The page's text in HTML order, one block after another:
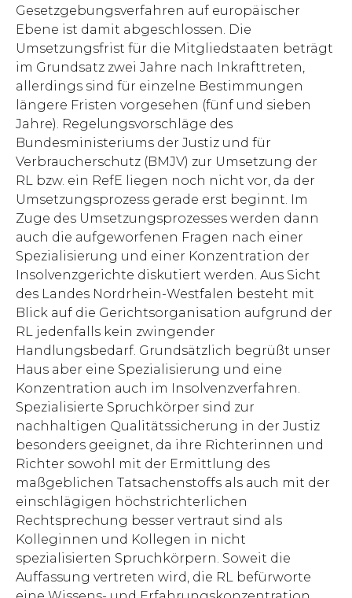
Gesetzgebungsverfahren auf europäischer
Ebene ist damit abgeschlossen. Die
Umsetzungsfrist für die Mitgliedstaaten beträgt
im Grundsatz zwei Jahre nach Inkrafttreten,
allerdings sind für einzelne Bestimmungen
längere Fristen vorgesehen (fünf und sieben
Jahre). Regelungsvorschläge des
Bundesministeriums der Justiz und für
Verbraucherschutz (BMJV) zur Umsetzung der
RL bzw. ein RefE liegen noch nicht vor, da der
Umsetzungsprozess gerade erst beginnt. Im
Zuge des Umsetzungsprozesses werden dann
auch die aufgeworfenen Fragen nach einer
Spezialisierung und einer Konzentration der
Insolvenzgerichte diskutiert werden. Aus Sicht
des Landes Nordrhein-Westfalen besteht mit
Blick auf die Gerichtsorganisation aufgrund der
RL jedenfalls kein zwingender
Handlungsbedarf. Grundsätzlich begrüßt unser
Haus aber eine Spezialisierung und eine
Konzentration auch im Insolvenzverfahren.
Spezialisierte Spruchkörper sind zur
nachhaltigen Qualitätssicherung in der Justiz
besonders geeignet, da ihre Richterinnen und
Richter sowohl mit der Ermittlung des
maßgeblichen Tatsachenstoffs als auch mit der
einschlägigen höchstrichterlichen
Rechtsprechung besser vertraut sind als
Kolleginnen und Kollegen in nicht
spezialisierten Spruchkörpern. Soweit die
Auffassung vertreten wird, die RL befürworte